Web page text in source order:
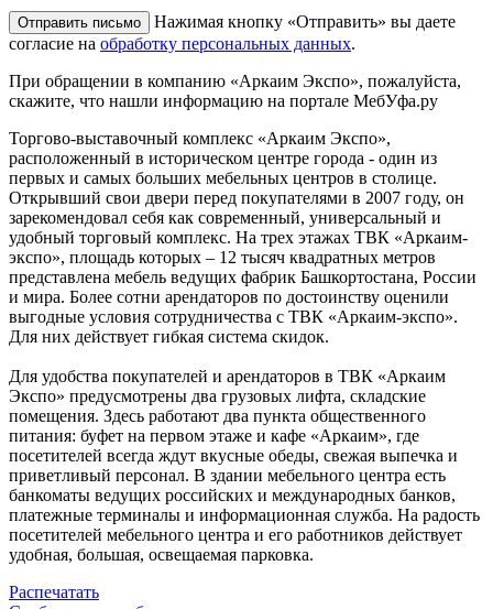
Нажимая кнопку «Отправить» вы даете
согласие на обработку персональных данных.
При обращении в компанию «Аркаим Экспо», пожалуйста,
скажите, что нашли информацию на портале МебУфа.ру
Торгово-выставочный комплекс «Аркаим Экспо»,
расположенный в историческом центре города - один из
первых и самых больших мебельных центров в столице.
Открывший свои двери перед покупателями в 2007 году, он
зарекомендовал себя как современный, универсальный и
удобный торговый комплекс. На трех этажах ТВК «Аркаим-
экспо», площадь которых – 12 тысяч квадратных метров
представлена мебель ведущих фабрик Башкортостана, России
и мира. Более сотни арендаторов по достоинству оценили
выгодные условия сотрудничества с ТВК «Аркаим-экспо».
Для них действует гибкая система скидок.
Для удобства покупателей и арендаторов в ТВК «Аркаим
Экспо» предусмотрены два грузовых лифта, складские
помещения. Здесь работают два пункта общественного
питания: буфет на первом этаже и кафе «Аркаим», где
посетителей всегда ждут вкусные обеды, свежая выпечка и
приветливый персонал. В здании мебельного центра есть
банкоматы ведущих российских и международных банков,
платежные терминалы и информационная служба. На радость
посетителей мебельного центра и его работников действует
удобная, большая, освещаемая парковка.
Распечатать